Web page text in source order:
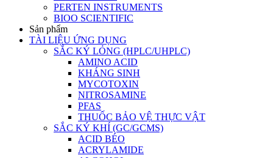
PERTEN INSTRUMENTS
BIOO SCIENTIFIC
Sản phẩm
TÀI LIỆU ỨNG DỤNG
SẮC KÝ LỎNG (HPLC/UHPLC)
AMINO ACID
KHÁNG SINH
MYCOTOXIN
NITROSAMINE
PFAS
THUỐC BẢO VỆ THỰC VẬT
SẮC KÝ KHÍ (GC/GCMS)
ACID BÉO
ACRYLAMIDE